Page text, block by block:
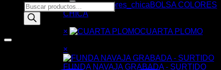
×
BOLSA COLORES
CHICA
×
CUARTA PLOMO
×
FUNDA NAVAJA GRABADA - SURTIDO
Products
search